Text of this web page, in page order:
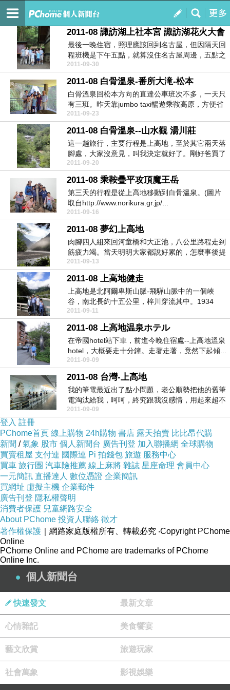
我的
訂閱
出發，Let’s Go
2011-08 諏訪湖上社本宮 諏訪湖花火大會
最後一晚住宿，照理應該回到名古屋，但因隔天回
程班機是下午五點，就算沒住名古屋周邊，五點之
前趕到空港時...
2011-09-30
2011-08 白骨溫泉-番所大滝-松本
白骨溫泉回松本方向的直達公車班次不多，一天只
有三班。昨天靠jumbo taxi暢遊乘鞍高原，方便省
事...
2011-09-23
2011-08 白骨溫泉--山水觀 湯川莊
這一趟旅行，主要行程是上高地，至於其它兩天落
腳處，大家沒意見，叫我決定就好了。剛好爸買了
一本書-黃國...
2011-09-20
2011-08 乘鞍疊平攻頂魔王岳
第三天的行程是從上高地移動到白骨溫泉。(圖片
取自http://www.norikura.gr.jp/...
2011-09-16
2011-08 夢幻上高地
肉腳四人組來回河童橋和大正池，八公里路程走到
筋疲力竭。當天明明大家都說好累的，怎麼事後提
起這件事，其...
2011-09-13
2011-08 上高地健走
上高地是北阿爾卑斯山脈-飛驒山脈中的一個峽
谷，南北長約十五公里，梓川穿流其中。1934
年，上高地一帶...
2011-09-11
2011-08 上高地温泉ホテル
在帝國hotel站下車，前進今晚住宿處--上高地溫泉
hotel，大概要走十分鐘。走著走著，竟然下起傾...
2011-09-09
2011-08 台灣-上高地
我的筆電最近出了點小問題，老公順勢把他的舊筆
電淘汰給我，呵呵，終究跟我沒感情，用起來超不
順，blog...
2011-09-09
登入 註冊
PChome首頁 線上購物 24h購物 書店 露天拍賣 比比昂代購
新聞 /氣象 股市 個人新聞台 廣告刊登 加入聯播網 全球購物
買賣租屋 支付連 國際連 Pi 拍錢包 旅遊 服務中心
買車 旅行團 汽車險推薦 線上麻將 雜誌 星座命理 會員中心
一元簡訊 直播達人 數位憑證 企業簡訊
買網址 虛擬主機 企業郵件
廣告刊登 隱私權聲明
消費者保護 兒童網路安全
About PChome 投資人聯絡 徵才
著作權保護 ｜網路家庭版權所有、轉載必究 ‧Copyright PChome
Online
PChome Online and PChome are trademarks of PChome
Online Inc.
個人新聞台
快速發文 最新文章
心情雜記 美食饗宴
藝文欣賞 旅遊玩家
社會萬象 影視娛樂